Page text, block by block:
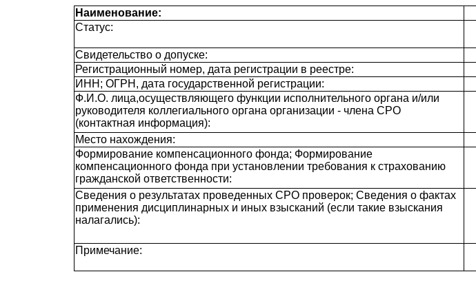
Наименование:
Статус:
Свидетельство о допуске:
Регистрационный номер, дата регистрации в реестре:
ИНН; ОГРН, дата государственной регистрации:
Ф.И.О. лица,осуществляющего функции исполнительного органа и/или
руководителя коллегиального органа организации - члена СРО
(контактная информация):
Место нахождения:
Формирование компенсационного фонда; Формирование
компенсационного фонда при установлении требования к страхованию
гражданской ответственности:
Сведения о результатах проведенных СРО проверок; Сведения о фактах
применения дисциплинарных и иных взысканий (если такие взыскания
налагались):
Примечание: